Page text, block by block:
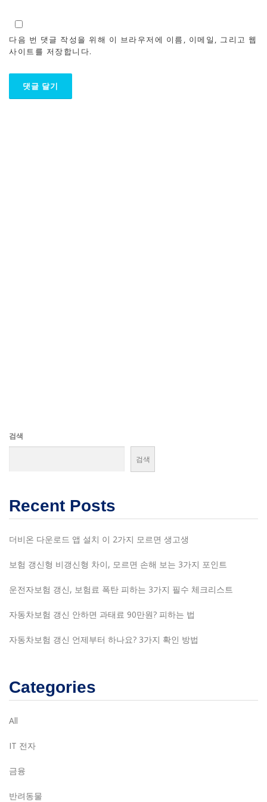
다음 번 댓글 작성을 위해 이 브라우저에 이름, 이메일, 그리고 웹
사이트를 저장합니다.
검색
검색
Recent Posts
더비온 다운로드 앱 설치 이 2가지 모르면 생고생
보험 갱신형 비갱신형 차이, 모르면 손해 보는 3가지 포인트
운전자보험 갱신, 보험료 폭탄 피하는 3가지 필수 체크리스트
자동차보험 갱신 안하면 과태료 90만원? 피하는 법
자동차보험 갱신 언제부터 하나요? 3가지 확인 방법
Categories
All
IT 전자
금융
반려동물